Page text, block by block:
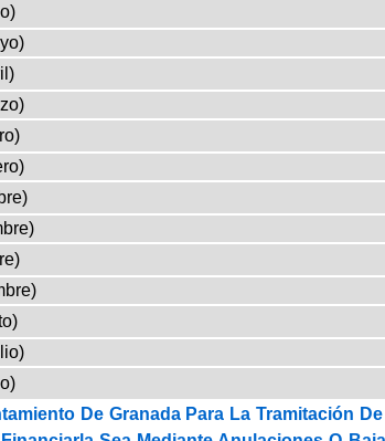
De Granada Para La Tramitación